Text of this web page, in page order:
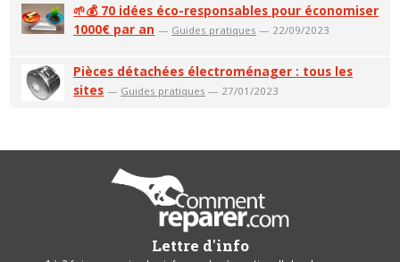
🌱💰 70 idées éco-responsables pour économiser
1000€ par an — Guides pratiques — 22/09/2023
Pièces détachées électroménager : tous les
sites — Guides pratiques — 27/01/2023
Lettre d'info